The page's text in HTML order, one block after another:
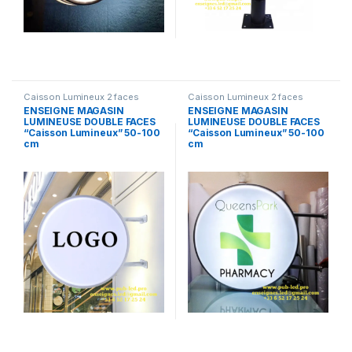
Caisson Lumineux 2 faces
ENSEIGNE MAGASIN
LUMINEUSE DOUBLE FACES
“Caisson Lumineux” 50-100
cm
Caisson Lumineux 2 faces
ENSEIGNE MAGASIN
LUMINEUSE DOUBLE FACES
“Caisson Lumineux” 50-100
cm